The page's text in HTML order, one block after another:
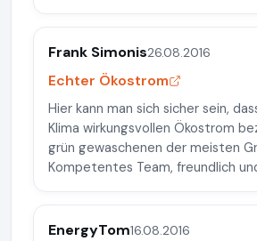
Frank Simonis26.08.2016
Echter Ökostrom
Hier kann man sich sicher sein,
Klima wirkungsvollen Ökostrom
grün gewaschenen der meisten
Kompetentes Team, freundlich
EnergyTom16.08.2016